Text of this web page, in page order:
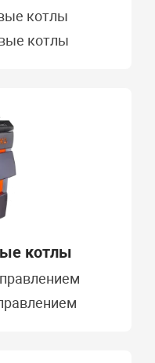
котлы
котлы
котлы